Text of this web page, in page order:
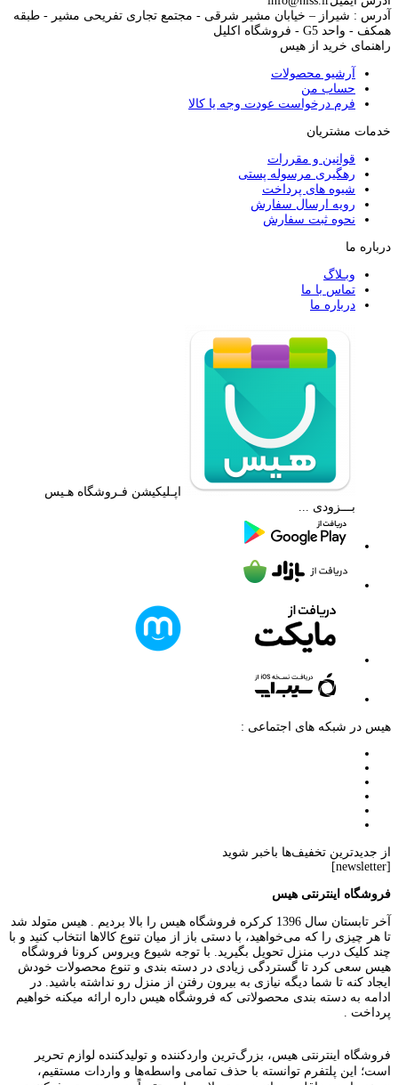
آدرس : شیراز – خیابان مشیر شرقی - مجتمع تجاری تفریحی مشیر - طبقه
همکف - واحد G5 - فروشگاه اکلیل
راهنمای خرید از هیس
آرشیو محصولات
حساب من
فرم درخواست عودت وجه یا کالا
خدمات مشتریان
قوانین و مقررات
رهگیری مرسوله پستی
شیوه های پرداخت
رویه ارسال سفارش
نحوه ثبت سفارش
درباره ما
وبـلاگ
تماس با ما
درباره ما
اپـلیکیشن فـروشگاه هـیس
بـــزودی ...
هیس در شبکه های اجتماعی :
از جدیدترین تخفیف‌ها باخبر شوید
[newsletter]
فروشگاه اینترنتی هیس
آخر تابستان سال 1396 کرکره فروشگاه هیس را بالا بردیم . هیس متولد شد
تا هر چیزی را که می‌خواهید، با دستی باز از میان تنوع کالاها انتخاب کنید و با
چند کلیک درب منزل تحویل بگیرید. با توجه شیوع ویروس کرونا فروشگاه
هیس سعی کرد تا گستردگی زیادی در دسته بندی و تنوع محصولات خودش
ایجاد کنه تا شما دیگه نیازی به بیرون رفتن از منزل رو نداشته باشید. در
ادامه به دسته بندی محصولاتی که فروشگاه هیس داره ارائه میکنه خواهیم
پرداخت .
فروشگاه اینترنتی هیس، بزرگ‌ترین وارد‌کننده و تولید‌کننده لوازم تحریر
است؛ این پلتفرم توانسته با حذف تمامی واسطه‌ها و واردات مستقیم،